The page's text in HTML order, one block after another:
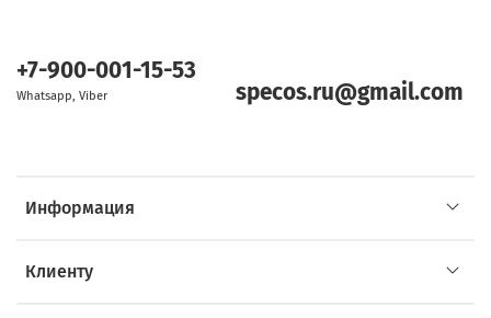
Информация
Клиенту
+7-900-001-15-53
Whatsapp, Viber specos.ru@gmail.com